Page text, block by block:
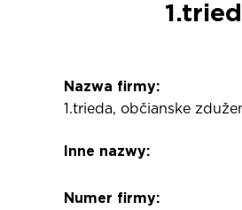
Nazwa firmy:
1.trieda, občianske
Inne nazwy:
Numer firmy: